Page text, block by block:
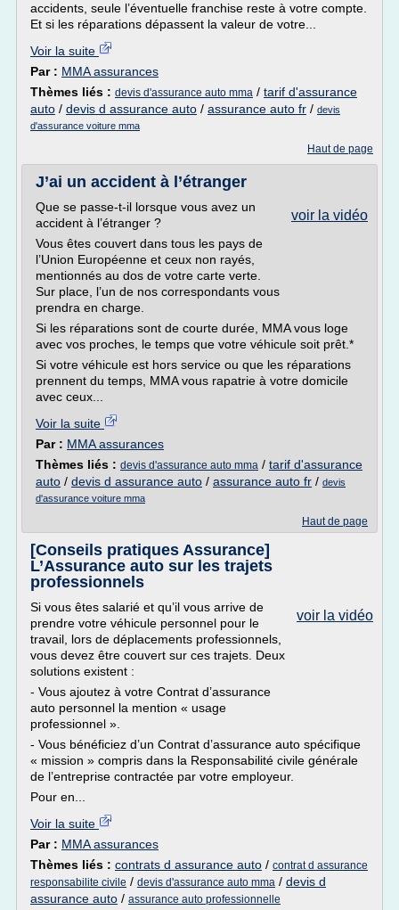
accidents, seule l’éventuelle franchise reste à votre compte.
Et si les réparations dépassent la valeur de votre...
Voir la suite
Par : MMA assurances
Thèmes liés : devis d'assurance auto mma / tarif d'assurance
auto / devis d assurance auto / assurance auto fr / devis
d'assurance voiture mma
Haut de page
J’ai un accident à l’étranger
voir la vidéo
Que se passe-t-il lorsque vous avez un
accident à l’étranger ?
Vous êtes couvert dans tous les pays de
l’Union Européenne et ceux non rayés,
mentionnés au dos de votre carte verte.
Sur place, l’un de nos correspondants vous
prendra en charge.
Si les réparations sont de courte durée, MMA vous loge
avec vos proches, le temps que votre véhicule soit prêt.*
Si votre véhicule est hors service ou que les réparations
prennent du temps, MMA vous rapatrie à votre domicile
avec ceux...
Voir la suite
Par : MMA assurances
Thèmes liés : devis d'assurance auto mma / tarif d'assurance
auto / devis d assurance auto / assurance auto fr / devis
d'assurance voiture mma
Haut de page
[Conseils pratiques Assurance]
L’Assurance auto sur les trajets
professionnels
voir la vidéo
Si vous êtes salarié et qu’il vous arrive de
prendre votre véhicule personnel pour le
travail, lors de déplacements professionnels,
vous devez être couvert sur ces trajets. Deux
solutions existent :
- Vous ajoutez à votre Contrat d’assurance
auto personnel la mention « usage
professionnel ».
- Vous bénéficiez d’un Contrat d’assurance auto spécifique
« mission » compris dans la Responsabilité civile générale
de l’entreprise contractée par votre employeur.
Pour en...
Voir la suite
Par : MMA assurances
Thèmes liés : contrats d assurance auto / contrat d assurance
responsabilite civile / devis d'assurance auto mma / devis d
assurance auto / assurance auto professionnelle